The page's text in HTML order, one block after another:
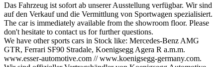
Das Fahrzeug ist sofort ab unserer Ausstellung verfügbar. Wir sind
auf den Verkauf und die Vermittlung von Sportwagen spezialisiert.
The car is immediately available from the showroom floor. Please
don't hesitate to contact us for further questions.
We have other sports cars in Stock like: Mercedes-Benz AMG
GTR, Ferrari SF90 Stradale, Koenigsegg Agera R a.m.m.
www.esser-automotive.com // www.koenigsegg-germany.com.